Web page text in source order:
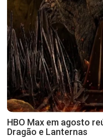
HBO Max em agosto
Dragão e Lanternas